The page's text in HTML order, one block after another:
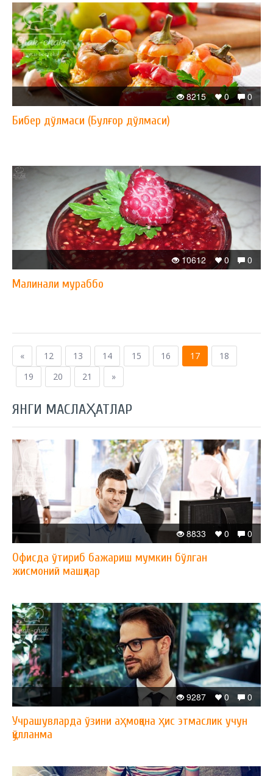
0
0
8215
Бибер дўлмаси (Булғор дўлмаси)
0
0
10612
Малинали мураббо
« 12 13 14 15 16 17
18
19
20 21 »
ЯНГИ МАСЛАҲАТЛАР
0
0
8833
Офисда ўтириб бажариш мумкин бўлган
жисмоний машқлар
0
0
9287
Учрашувларда ўзини аҳмоқона ҳис этмаслик учун
қўлланма